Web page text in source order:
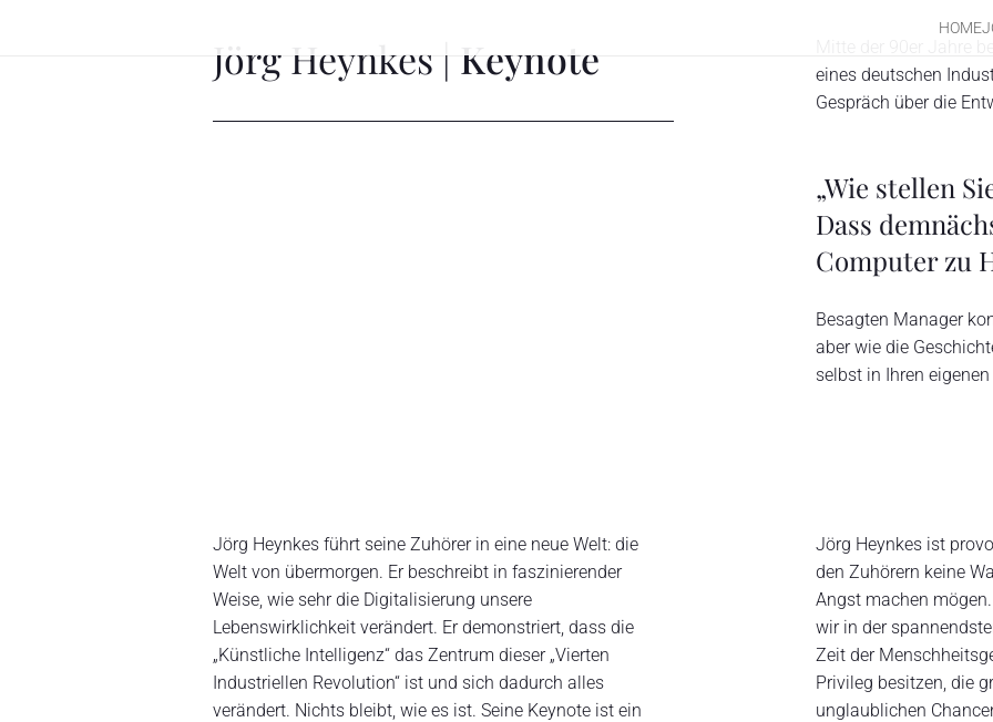
HOME
Jörg Heynkes | Keynote
eines deutschen
Gespräch über die
„Wie stellen
Dass
Computer zu
Besagten Manager
aber wie die
selbst in Ihren
Jörg Heynkes führt seine Zuhörer in eine neue Welt: die
Welt von übermorgen. Er beschreibt in faszinierender
Weise, wie sehr die Digitalisierung unsere
Lebenswirklichkeit verändert. Er demonstriert, dass die
„Künstliche Intelligenz“ das Zentrum dieser „Vierten
Industriellen Revolution“ ist und sich dadurch alles
verändert. Nichts bleibt, wie es ist. Seine Keynote ist ein
Jörg Heynkes ist
den Zuhörern keine
Angst machen
wir in der
Zeit der
Privileg besitzen, die
unglaublichen